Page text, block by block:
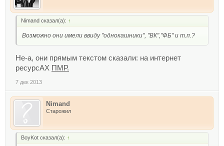
Nimand сказал(а): ↑
Возможно они имели ввиду "однокашники", "ВК","ФБ" и т.п.?
Не-а, они прямым текстом сказали: на интернет
ресурсАХ ПМР.
7 дек 2013
Nimand
Старожил
BoyKot сказал(а): ↑